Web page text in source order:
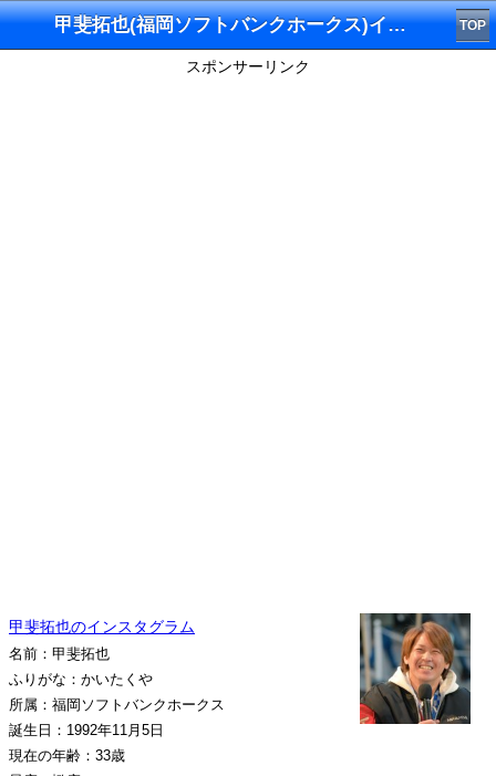
甲斐拓也(福岡ソフトバンクホークス)インスタグラム TOP
スポンサーリンク
甲斐拓也のインスタグラム
名前：甲斐拓也
ふりがな：かいたくや
所属：福岡ソフトバンクホークス
誕生日：1992年11月5日
現在の年齢：33歳